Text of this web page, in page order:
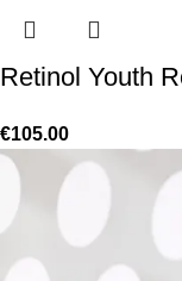
Retinol Youth
€105.00